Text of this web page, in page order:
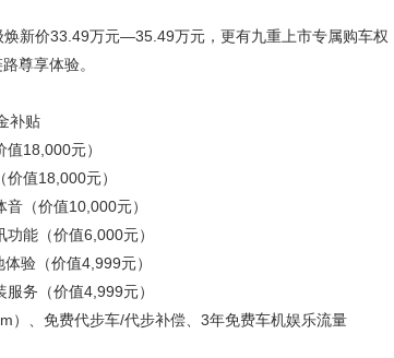
新价33.49万元—35.49万元，更有九重上市专属购车权
尊享体验。
补贴
18,000元）
值18,000元）
（价值10,000元）
能（价值6,000元）
验（价值4,999元）
务（价值4,999元）
、免费代步车/代步补偿、3年免费车机娱乐流量